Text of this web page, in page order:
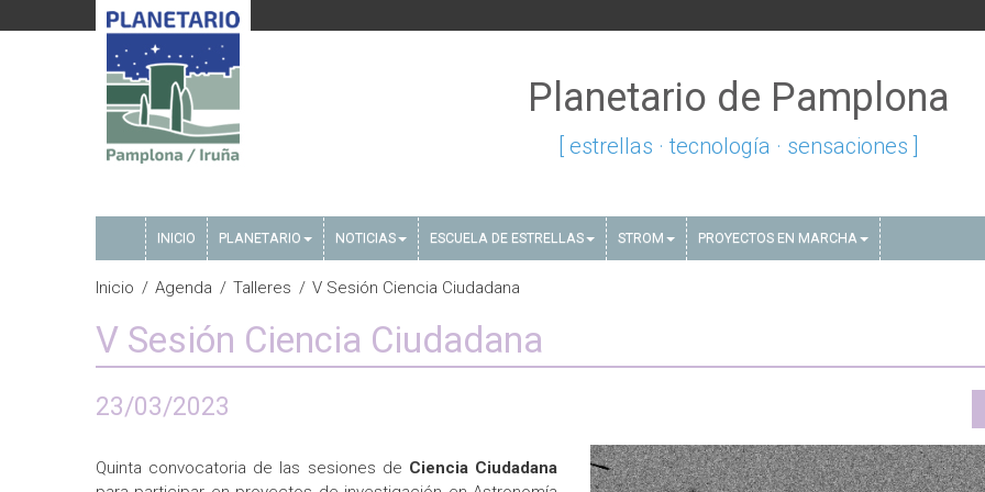
Planetario de Pamplona
[ estrellas · tecnología · sensaciones ]
INICIO PLANETARIO NOTICIAS ESCUELA DE ESTRELLAS STROM PROYECTOS EN MARCHA
Inicio Agenda Talleres V Sesión Ciencia Ciudadana
V Sesión Ciencia Ciudadana
23/03/2023
Quinta convocatoria de las sesiones de Ciencia Ciudadana